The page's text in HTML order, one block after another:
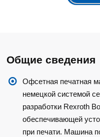
Общие сведения
Офсетная печатная
немецкой системой
разработки Rexroth
обеспечивающей
при печати. Машина